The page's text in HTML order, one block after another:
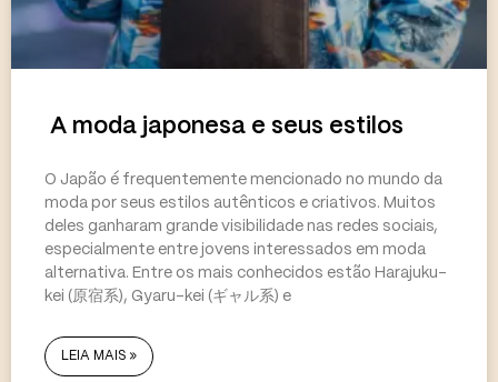
A moda japonesa e seus estilos
O Japão é frequentemente mencionado no mundo da
moda por seus estilos autênticos e criativos. Muitos
deles ganharam grande visibilidade nas redes sociais,
especialmente entre jovens interessados em moda
alternativa. Entre os mais conhecidos estão Harajuku-
kei (原宿系), Gyaru-kei (ギャル系) e
LEIA MAIS »